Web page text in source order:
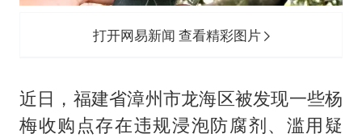
浙江省发出今年第2号指挥长令
打开网易新闻 查看精彩图片
近日，福建省漳州市龙海区被发现一些杨
梅收购点存在违规浸泡防腐剂、滥用疑